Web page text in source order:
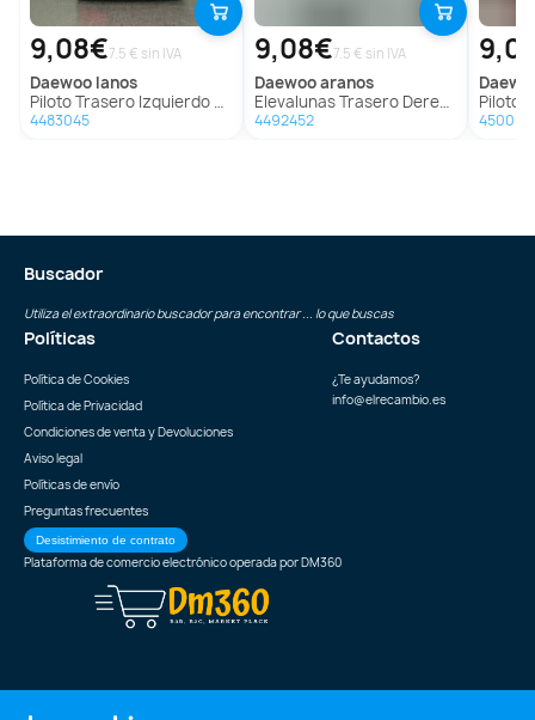
9,08€7.5 € sin IVA
daewoo lanos
Piloto Trasero Izquierdo para Daewoo Lanos
4483045
9,08€7.5 € sin IVA
daewooaranos
Elevalunas Trasero Derecho para Daewoo Aranos
4492452
Piloto
Buscador
Utiliza el extraordinario buscador para encontrar ... lo que buscas
Políticas
Política de Cookies
Política de Privacidad
Condiciones de venta y Devoluciones
Aviso legal
Políticas de envío
Preguntas frecuentes
Desistimiento de contrato
Contactos
¿Te ayudamos?
info@elrecambio.es
Plataforma de comercio electrónico operada porDM360